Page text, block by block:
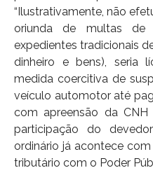
“Ilustrativamente, não
oriunda de multas de
expedientes tradicionais
dinheiro e bens), seria
medida coercitiva de
veículo automotor até
com apreensão da
participação do
ordinário já acontece
tributário com o Poder